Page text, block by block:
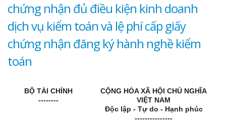
chứng nhận đủ điều kiện kinh doanh
dịch vụ kiểm toán và lệ phí cấp giấy
chứng nhận đăng ký hành nghề kiểm
toán
BỘ TÀI CHÍNH
--------
CỘNG HÒA XÃ HỘI CHỦ NGHĨA
VIỆT NAM
Độc lập - Tự do - Hạnh phúc
---------------